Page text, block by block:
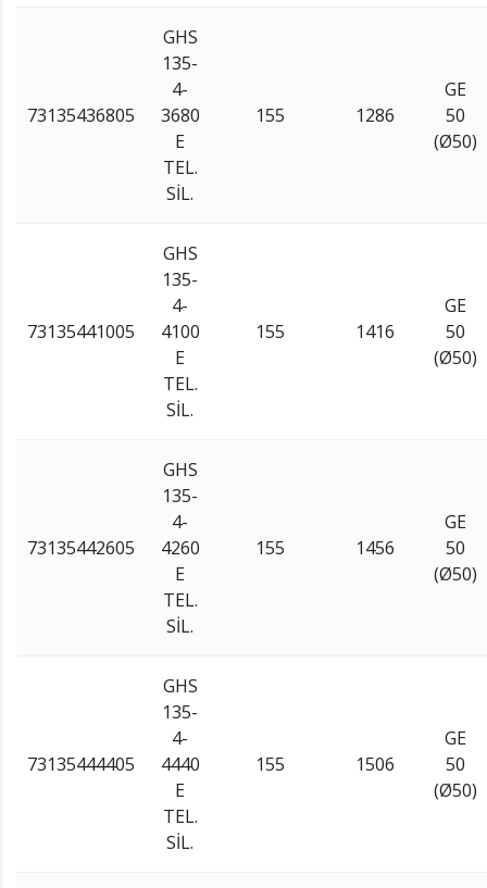
73135436805
GHS
135-
4-
3680
E
TEL.
SİL.
155 1286
GE
50
(Ø50)
73135441005
GHS
135-
4-
4100
E
TEL.
SİL.
155 1416
GE
50
(Ø50)
73135442605
GHS
135-
4-
4260
E
TEL.
SİL.
155 1456
GE
50
(Ø50)
73135444405
GHS
135-
4-
4440
E
TEL.
SİL.
155 1506
GE
50
(Ø50)